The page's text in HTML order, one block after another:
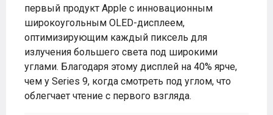
первый продукт Apple с инновационным
широкоугольным OLED-дисплеем,
оптимизирующим каждый пиксель для
излучения большего света под широкими
углами. Благодаря этому дисплей на 40% ярче,
чем у Series 9, когда смотреть под углом, что
облегчает чтение с первого взгляда.